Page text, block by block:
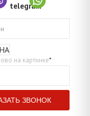
на картинке*